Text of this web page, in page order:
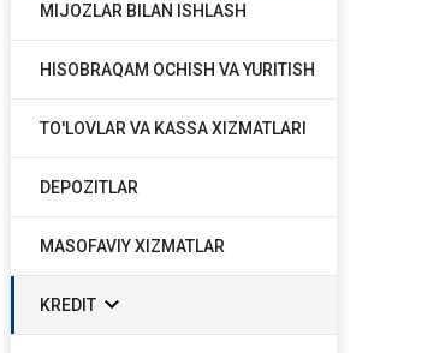
MIJOZLAR BILAN ISHLASH
HISOBRAQAM OCHISH VA YURITISH
TO'LOVLAR VA KASSA XIZMATLARI
DEPOZITLAR
MASOFAVIY XIZMATLAR
KREDIT